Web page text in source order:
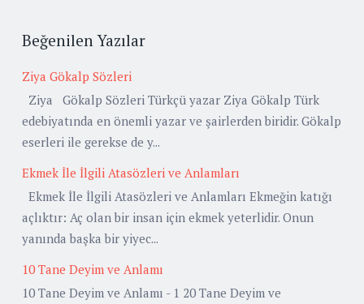
Beğenilen Yazılar
Ziya Gökalp Sözleri
Ziya Gökalp Sözleri Türkçü yazar Ziya Gökalp Türk
edebiyatında en önemli yazar ve şairlerden biridir. Gökalp
eserleri ile gerekse de y...
Ekmek İle İlgili Atasözleri ve Anlamları
Ekmek İle İlgili Atasözleri ve Anlamları Ekmeğin katığı
açlıktır: Aç olan bir insan için ekmek yeterlidir. Onun
yanında başka bir yiyec...
10 Tane Deyim ve Anlamı
10 Tane Deyim ve Anlamı - 1 20 Tane Deyim ve